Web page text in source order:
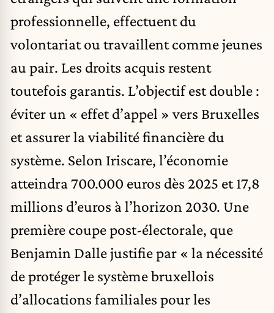
professionnelle, effectuent du
volontariat ou travaillent comme jeunes
au pair. Les droits acquis restent
toutefois garantis. L’objectif est double :
éviter un « effet d’appel » vers Bruxelles
et assurer la viabilité financière du
système. Selon Iriscare, l’économie
atteindra 700.000 euros dès 2025 et 17,8
millions d’euros à l’horizon 2030. Une
première coupe post-électorale, que
Benjamin Dalle justifie par « la nécessité
de protéger le système bruxellois
d’allocations familiales pour les